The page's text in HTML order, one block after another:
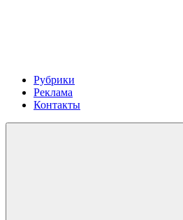
Рубрики
Реклама
Контакты